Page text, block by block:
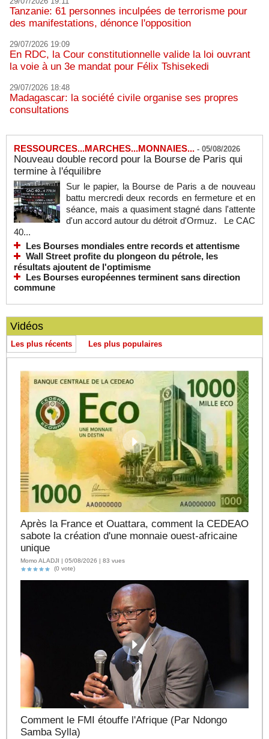
Tanzanie: 61 personnes inculpées de terrorisme pour
des manifestations, dénonce l'opposition
29/07/2026 19:09
En RDC, la Cour constitutionnelle valide la loi ouvrant
la voie à un 3e mandat pour Félix Tshisekedi
29/07/2026 18:48
Madagascar: la société civile organise ses propres
consultations
RESSOURCES...MARCHES...MONNAIES... - 05/08/2026
Nouveau double record pour la Bourse de Paris qui
termine à l'équilibre
Sur le papier, la Bourse de Paris a de nouveau
battu mercredi deux records en fermeture et en
séance, mais a quasiment stagné dans l'attente
d'un accord autour du détroit d'Ormuz. Le CAC
40...
Les Bourses mondiales entre records et attentisme
Wall Street profite du plongeon du pétrole, les
résultats ajoutent de l'optimisme
Les Bourses européennes terminent sans direction
commune
Vidéos
Les plus récents Les plus populaires
Après la France et Ouattara, comment la CEDEAO
sabote la création d'une monnaie ouest-africaine
unique
Momo ALADJI | 05/08/2026 | 83 vues
(0 vote)
Comment le FMI étouffe l'Afrique (Par Ndongo
Samba Sylla)